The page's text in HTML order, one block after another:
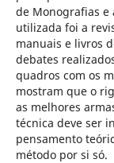
de Monografias e
utilizada foi a
manuais e livros
debates
quadros com os
mostram que o
as melhores
técnica deve ser
pensamento
método por si só.